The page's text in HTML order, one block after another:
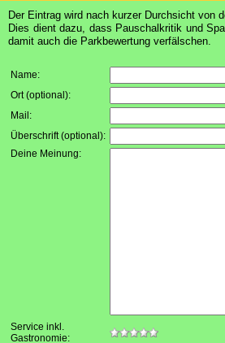
Der Eintrag wird nach kurzer Durchsicht von
Dies dient dazu, dass Pauschalkritik und
damit auch die Parkbewertung verfälschen.
Name:
Ort (optional):
Mail:
Überschrift (optional):
Deine Meinung:
Service inkl.
Gastronomie: